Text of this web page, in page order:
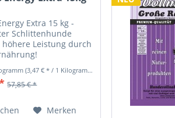
Extra 15 kg -
Schlittenhunde
Leistung durch
Welt an Popularität
Für diese Rennen
(3,47 € * / 1 Kilogramm)
57,85 € *
Merken